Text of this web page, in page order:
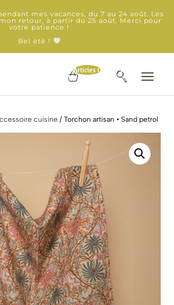
mes vacances, du 7 au 24 août. Les
retour, à partir du 25 août. Merci pour
votre patience !
Bel été !
Articles 0
cuisine / Torchon artisan • Sand petrol